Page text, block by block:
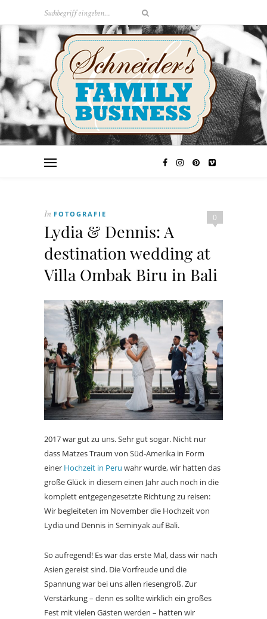
0
In FOTOGRAFIE
Lydia & Dennis: A
destination wedding at
Villa Ombak Biru in Bali
2017 war gut zu uns. Sehr gut sogar. Nicht nur
dass Matzes Traum von Süd-Amerika in Form
einer Hochzeit in Peru wahr wurde, wir hatten das
große Glück in diesem einen Jahr auch noch in die
komplett entgegengesetzte Richtung zu reisen:
Wir begleiteten im November die Hochzeit von
Lydia und Dennis in Seminyak auf Bali.
So aufregend! Es war das erste Mal, dass wir nach
Asien gereist sind. Die Vorfreude und die
Spannung war bei uns allen riesengroß. Zur
Verstärkung – denn es sollte wirklich ein großes
Fest mit vielen Gästen werden – hatten wir